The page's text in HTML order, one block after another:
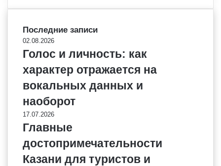
Последние записи
02.08.2026
Голос и личность: как
характер отражается на
вокальных данных и
наоборот
17.07.2026
Главные
достопримечательности
Казани для туристов и